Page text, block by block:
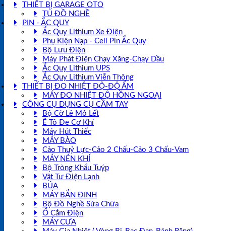
THIẾT BỊ GARAGE OTO
TỦ ĐỒ NGHỀ
PIN - ẮC QUY
Ắc Quy Lithium Xe Điện
Phụ Kiện Nạp - Cell Pin Ắc Quy
Bộ Lưu Điện
Máy Phát Điện Chạy Xăng-Chạy Dầu
Ắc Quy Lithium UPS
Ắc Quy Lithium Viễn Thông
THIẾT BỊ ĐO NHIỆT ĐỘ-ĐỘ ẨM
MÁY ĐO NHIỆT ĐỘ HỒNG NGOẠI
CÔNG CỤ DỤNG CỤ CẦM TAY
Bộ Cờ Lê Mỏ Lết
Ê Tô Đe Cơ Khí
Máy Hút Thiếc
MÁY BÀO
Cảo Thuỷ Lực-Cảo 2 Chấu-Cảo 3 Chấu-Vam
MÁY NÉN KHÍ
Bộ Tròng Khẩu Tuýp
Vật Tư Điện Lạnh
BÚA
MÁY BẮN ĐINH
Bộ Đồ Nghề Sửa Chữa
Ổ Cắm Điện
MÁY CƯA